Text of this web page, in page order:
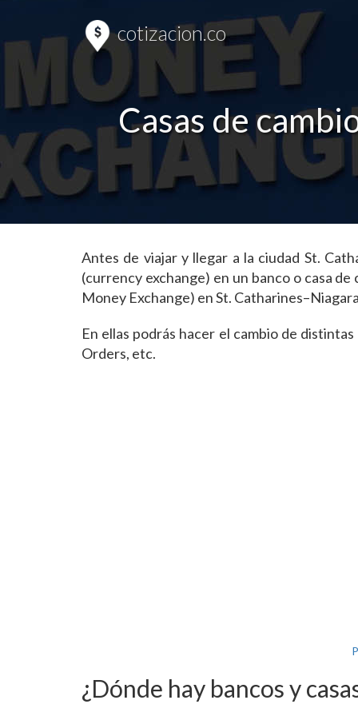
cotizacion.co
Casas de
Antes de viajar y llegar a la ciudad St.
(currency exchange) en un banco o casa
Money Exchange) en St.
En ellas podrás hacer el cambio de
Orders, etc.
¿Dónde hay bancos y